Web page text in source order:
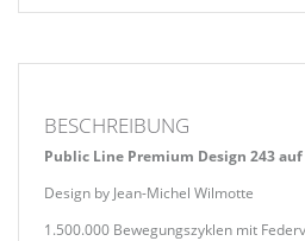
BESCHREIBUNG
Public Line Premium Design 243
Design by Jean-Michel Wilmotte
1.500.000 Bewegungszyklen mit